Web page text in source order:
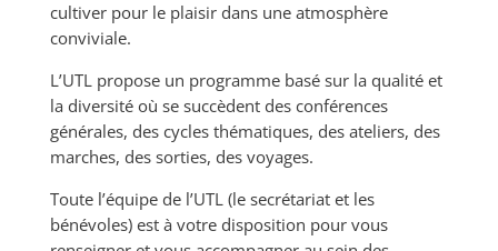
cultiver pour le plaisir dans une atmosphère
conviviale.
L’UTL propose un programme basé sur la qualité et
la diversité où se succèdent des conférences
générales, des cycles thématiques, des ateliers, des
marches, des sorties, des voyages.
Toute l’équipe de l’UTL (le secrétariat et les
bénévoles) est à votre disposition pour vous